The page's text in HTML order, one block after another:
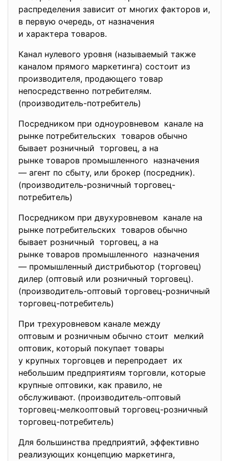
распределения зависит от многих факторов и,
в первую очередь, от назначения
и характера товаров.
Канал нулевого уровня (называемый также
каналом прямого маркетинга) состоит из
производителя, продающего товар
непосредственно потребителям.
(производитель-потребитель)
Посредником при одноуровневом канале на
рынке потребительских товаров обычно
бывает розничный торговец, а на
рынке товаров промышленного назначения
— агент по сбыту, или брокер (посредник).
(производитель-розничный торговец-
потребитель)
Посредником при двухуровневом канале на
рынке потребительских товаров обычно
бывает розничный торговец, а на
рынке товаров промышленного назначения
— промышленный дистрибьютор (торговец)
дилер (оптовый или розничный торговец).
(производитель-оптовый торговец-розничный
торговец-потребитель)
При трехуровневом канале между
оптовым и розничным обычно стоит мелкий
оптовик, который покупает товары
у крупных торговцев и перепродает их
небольшим предприятиям торговли, которые
крупные оптовики, как правило, не
обслуживают. (производитель-оптовый
торговец-мелкооптовый торговец-розничный
торговец-потребитель)
Для большинства предприятий, эффективно
реализующих концепцию маркетинга,